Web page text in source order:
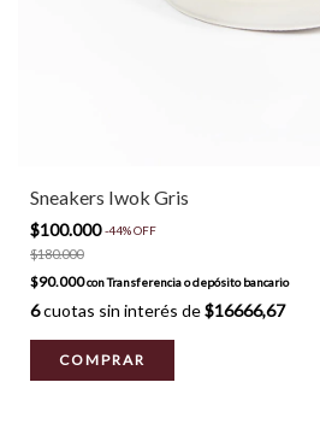
Sneakers Iwok Gris
$100.000-44%OFF
$180.000
$90.000conTransferencia o depósito bancario
6cuotas sin interés de$16666,67
COMPRAR